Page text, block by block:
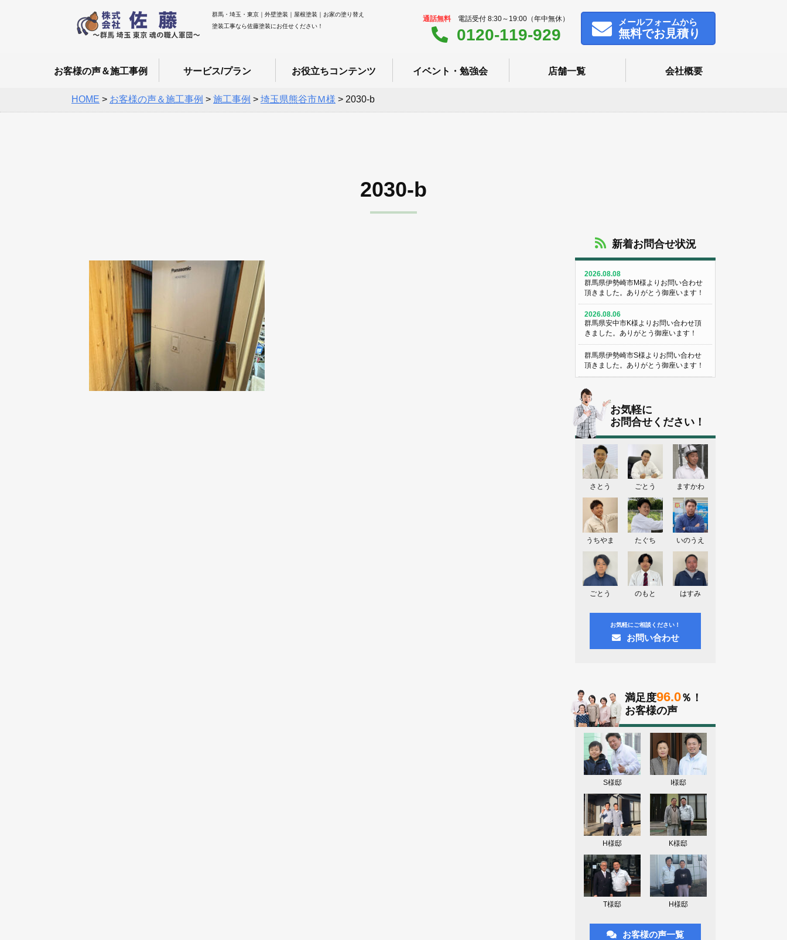
群馬・埼玉・東京｜外壁塗装｜屋根塗装｜お家の塗り替え
塗装工事なら佐藤塗装にお任せください！
通話無料 電話受付 8:30～19:00（年中無休）
0120-119-929
メールフォームから
無料でお見積り
お客様の声＆施工事例 サービス/プラン お役立ちコンテンツ イベント・勉強会 店舗一覧 会社概要
HOME > お客様の声＆施工事例 > 施工事例 > 埼玉県熊谷市Ｍ様 > 2030-b
2030-b
新着お問合せ状況
2026.08.08
群馬県伊勢崎市M様よりお問い合わせ
頂きました。ありがとう御座います！
2026.08.06
群馬県安中市K様よりお問い合わせ頂
きました。ありがとう御座います！
群馬県伊勢崎市S様よりお問い合わせ
頂きました。ありがとう御座います！
群馬県伊勢崎市Y様よりお問い合わせ
頂きました。ありがとう御座います！
栃木県宇都宮市U様よりお問い合わせ
頂きました。ありがとう御座います！
2026.08.05
群馬県伊勢崎市N様よりお問い合わせ
頂きました。ありがとう御座います！
群馬県高崎市O様よりお問い合わせ頂
きました。ありがとう御座います！
埼玉県上尾市K様よりお問い合わせ頂
きました。ありがとう御座います！
東京都日野市K様よりお問い合わせ頂
きました。ありがとう御座います！
群馬県伊勢崎市M様よりお問い合わせ
頂きました。ありがとう御座います！
お気軽に
お問合せください！
さとう ごとう ますかわ
うちやま たぐち いのうえ
ごとう のもと はすみ
お気軽にご相談ください！
お問い合わせ
満足度96.0％！
お客様の声
S様邸 I様邸
H様邸 K様邸
T様邸 H様邸
お客様の声一覧